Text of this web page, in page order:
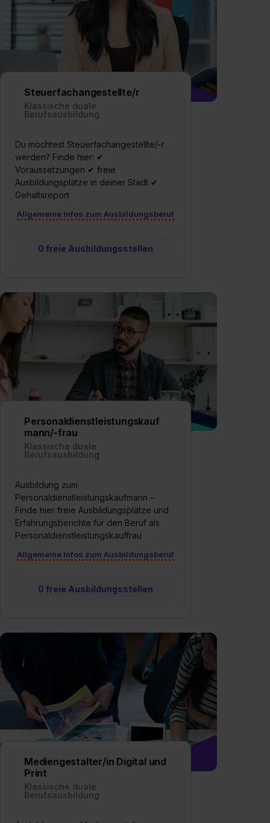
Steuerfachangestellte/r
Klassische duale
Berufsausbildung
Du möchtest Steuerfachangestellte/-r
werden? Finde hier: ✔
Voraussetzungen ✔ freie
Ausbildungsplätze in deiner Stadt ✔
Gehaltsreport
Allgemeine Infos zum Ausbildungsberuf
0 freie Ausbildungsstellen
Personaldienstleistungskauf
mann/-frau
Klassische duale
Berufsausbildung
Ausbildung zum
Personaldienstleistungskaufmann –
Finde hier freie Ausbildungsplätze und
Erfahrungsberichte für den Beruf als
Personaldienstleistungskauffrau
Allgemeine Infos zum Ausbildungsberuf
0 freie Ausbildungsstellen
Mediengestalter/in Digital und
Print
Klassische duale
Berufsausbildung